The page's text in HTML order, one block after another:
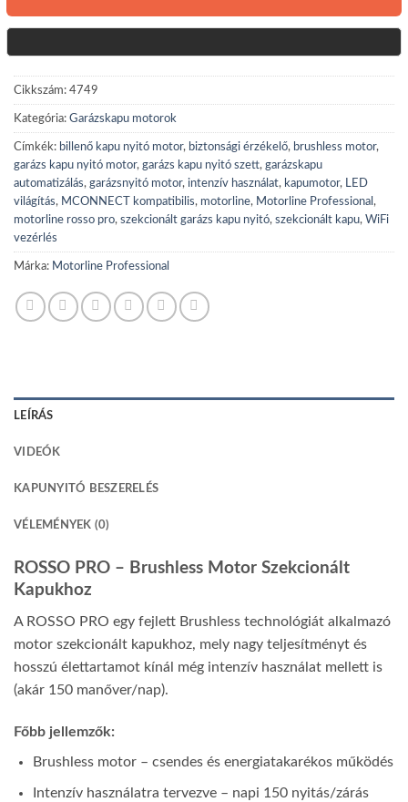
Cikkszám: 4749
Kategória: Garázskapu motorok
Címkék: billenő kapu nyitó motor, biztonsági érzékelő, brushless motor,
garázs kapu nyitó motor, garázs kapu nyitó szett, garázskapu
automatizálás, garázsnyitó motor, intenzív használat, kapumotor,
LED
világítás, MCONNECT kompatibilis, motorline, Motorline Professional ,
motorline rosso pro, szekcionált garázs kapu nyitó, szekcionált kapu, WiFi
vezérlés
Márka: Motorline Professional
LEÍRÁS
VIDEÓK
KAPUNYITÓ BESZERELÉS
VÉLEMÉNYEK (0)
ROSSO PRO – Brushless Motor Szekcionált
Kapukhoz
A ROSSO PRO egy fejlett Brushless technológiát alkalmazó
motor szekcionált kapukhoz, mely nagy teljesítményt és
hosszú élettartamot kínál még intenzív használat mellett is
(akár 150 manőver/nap).
Főbb jellemzők:
Brushless motor – csendes és energiatakarékos működés
Intenzív használatra tervezve – napi 150 nyitás/zárás